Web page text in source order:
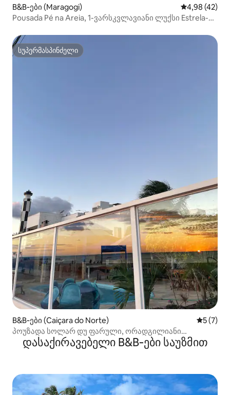
B&B‑ები (Maragogi) საშუალო
4,98 (42)
Pousada Pé na Areia, 1-ვარსკვლავიანი ლუქსი Estrela-
სუპერმასპინძელი
სუპერმასპინძელი
B&B‑ები (Caiçara do Norte)
5 (7)
პოუზადა სოლარ დუ ფარული, ორადგილიანი
საძინებელი
დასაქირავებელი B&B‑ები საუზმით